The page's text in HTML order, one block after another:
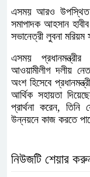
এসময় আরও উপস্থিত
সমাপাদক আহসান
সভানেত্রী লুবনা মরিয়ম
এসময়
আওয়ামীলীগ দলীয়
অংশ হিসেবে
আর্থিক সহায়তা
প্রার্থনা করেন,
উন্নয়নে কাজ করতে
নিউজটি শেয়ার